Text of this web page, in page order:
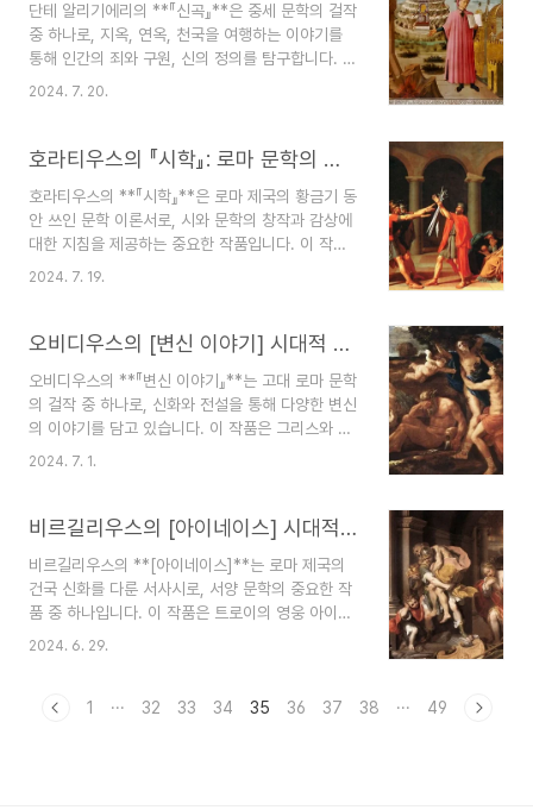
경 조반니 보카치오는 1313년 이탈리아 피렌체에서
태어나 1375년 사망했습니다. 그의 생애는 유럽 전
역을 강타한 흑사병(1347-1351)과 겹칩니다. 이
시기 피렌체는 경제적 번영과 더불어 정치적 불안정
탄생..
단테 알리기에리의 **『신곡』**은 중세 문학의 걸작
중 하나로, 지옥, 연옥, 천국을 여행하는 이야기를
통해 인간의 죄와 구원, 신의 정의를 탐구합니다. 이
작품은 단순한 이야기 이상의 철학적, 종교적 깊이
줄거리, 주요 주제, 흥미로운 비하인드 스토리를 중
테는 1265년 이탈리아 피렌체에서 태어나 1321년
사망했습니다. 그의 생애는 정치적 혼란과 사회적
변화의 시기였습니다. 피렌체는 당시 기벨린과 구엘
프 두 정파의 갈등으로 분열되어 있었으며, 단테는
2024. 7. 20.
호라티우스의 『시학』: 로마 문학의 규범을 제시한 걸작, 배경, 주제, 비하인드스토리
호라티우스의 **『시학』**은 로마 제국의 황금기 동
안 쓰인 문학 이론서로, 시와 문학의 창작과 감상에
대한 지침을 제공하는 중요한 작품입니다. 이 작품
은 고대 로마의 문학과 예술의 기준을 제시하며, 수
적 배경, 줄거리, 주제, 그리고 흥미로운 비하인드
호라티우스는 기원전 65년에서 기원후 8년까지 살
았으며, 그의 생애는 로마 공화국의 말기와 로마 제
국의 초기 시기와 겹칩니다. 이 시기는 정치적 격변
기였으며, 아우구스투스 황제의 통치 아래 로마는
그의 작품은 당시..
2024. 7. 19.
오비디우스의 [변신 이야기] 시대적 배경, 줄거리, 주제, 비하인드 스토리
오비디우스의 **『변신 이야기』**는 고대 로마 문학
의 걸작 중 하나로, 신화와 전설을 통해 다양한 변신
의 이야기를 담고 있습니다. 이 작품은 그리스와 로
마 신화의 다양한 에피소드를 시적인 언어로 풀어내
니라, 인간의 본성과 운명, 그리고 변화의 본질에 대
게 큰 영향을 미치고 있습니다. 시대적 배경오비디
우스는 기원전 43년에서 기원후 17년까지 살았으
며, 그의 생애는 로마 공화국의 말기와 로마 제국의
초기 시기와 겹칩니다. 이 시기는 정치적 격변기였
우스는 이러한 ..
2024. 7. 1.
비르길리우스의 [아이네이스] 시대적 배경, 줄거리, 주제, 비하인드 스토리, 작가 특징, 총평
비르길리우스의 **[아이네이스]**는 로마 제국의
건국 신화를 다룬 서사시로, 서양 문학의 중요한 작
품 중 하나입니다. 이 작품은 트로이의 영웅 아이네
이아스가 수많은 시련을 겪으며 로마의 기초를 다지
선전의 요소를 담고 있어 다양한 해석과 연구가 이
2024. 6. 29.
1 ··· 32 33 34 35 36 37 38 ··· 49